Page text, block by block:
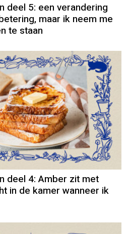
deel 5: een verandering
maar ik neem me
te staan
Column
deel 4: Amber zit met
in de kamer wanneer ik